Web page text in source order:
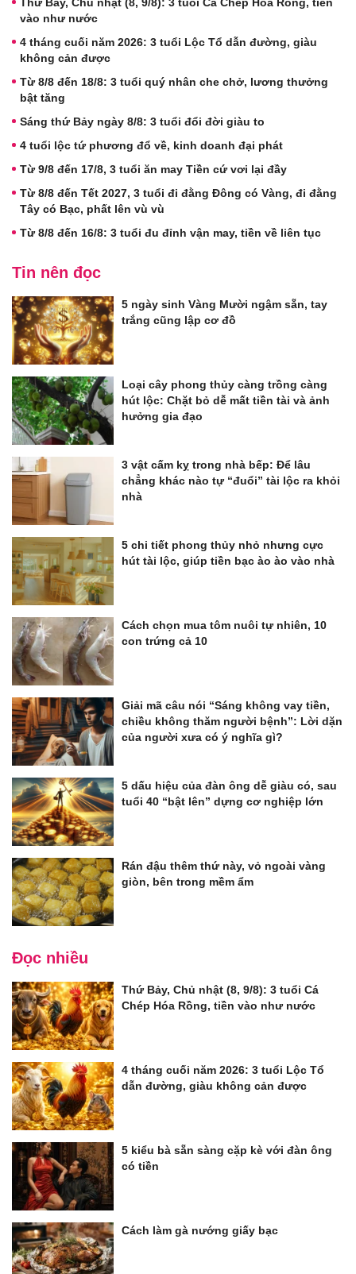
vào như nước
4 tháng cuối năm 2026: 3 tuổi Lộc Tổ dẫn đường, giàu
không cản được
Từ 8/8 đến 18/8: 3 tuổi quý nhân che chở, lương thưởng
bật tăng
Sáng thứ Bảy ngày 8/8: 3 tuổi đổi đời giàu to
4 tuổi lộc tứ phương đổ về, kinh doanh đại phát
Từ 9/8 đến 17/8, 3 tuổi ăn may Tiền cứ vơi lại đầy
Từ 8/8 đến Tết 2027, 3 tuổi đi đằng Đông có Vàng, đi đằng
Tây có Bạc, phất lên vù vù
Từ 8/8 đến 16/8: 3 tuổi đu đỉnh vận may, tiền về liên tục
Tin nên đọc
5 ngày sinh Vàng Mười ngậm sẵn, tay
trắng cũng lập cơ đồ
Loại cây phong thủy càng trồng càng
hút lộc: Chặt bỏ dễ mất tiền tài và ảnh
hưởng gia đạo
3 vật cấm kỵ trong nhà bếp: Để lâu
chẳng khác nào tự “đuổi” tài lộc ra khỏi
nhà
5 chi tiết phong thủy nhỏ nhưng cực
hút tài lộc, giúp tiền bạc ào ào vào nhà
Cách chọn mua tôm nuôi tự nhiên, 10
con trứng cả 10
Giải mã câu nói “Sáng không vay tiền,
chiều không thăm người bệnh”: Lời dặn
của người xưa có ý nghĩa gì?
5 dấu hiệu của đàn ông dễ giàu có, sau
tuổi 40 “bật lên” dựng cơ nghiệp lớn
Rán đậu thêm thứ này, vỏ ngoài vàng
giòn, bên trong mềm ẩm
Đọc nhiều
Thứ Bảy, Chủ nhật (8, 9/8): 3 tuổi Cá
Chép Hóa Rồng, tiền vào như nước
4 tháng cuối năm 2026: 3 tuổi Lộc Tổ
dẫn đường, giàu không cản được
5 kiểu bà sẵn sàng cặp kè với đàn ông
có tiền
Cách làm gà nướng giấy bạc